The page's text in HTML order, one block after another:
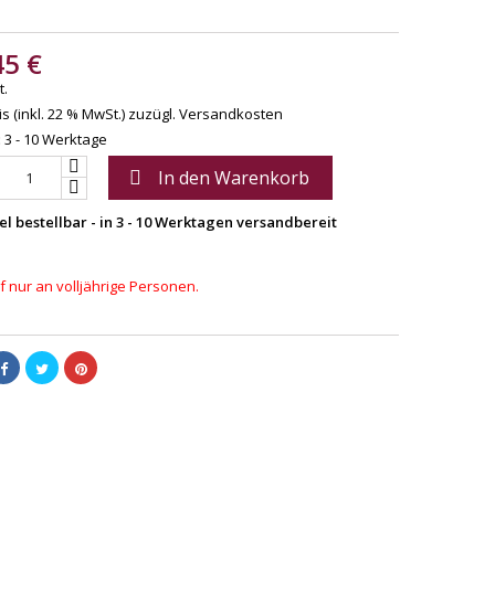
€
(inkl. 22 % MwSt.) zuzügl. Versandkosten
- 10 Werktage
 In den Warenkorb
bestellbar - in 3 - 10 Werktagen versandbereit
nur an volljährige Personen.